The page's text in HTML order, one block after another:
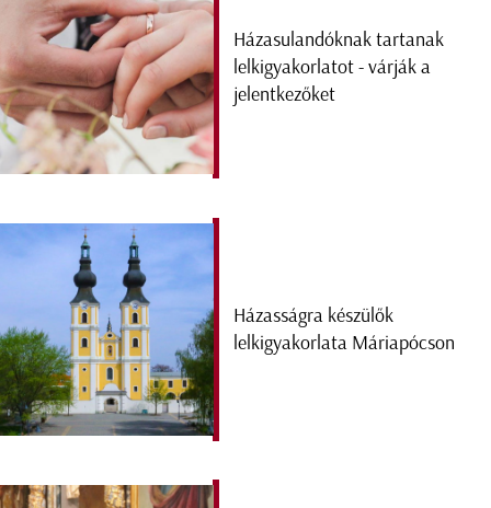
Házasulandóknak tartanak
lelkigyakorlatot - várják a
jelentkezőket
Házasságra készülők
lelkigyakorlata Máriapócson